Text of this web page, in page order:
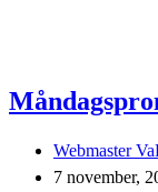
Webmaster
Inlägget
7 november,